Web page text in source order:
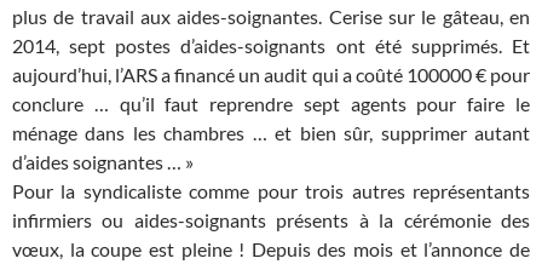
plus de travail aux aides-soignantes. Cerise sur le gâteau, en
2014, sept postes d’aides-soignants ont été supprimés. Et
aujourd’hui, l’ARS a financé un audit qui a coûté 100000 € pour
conclure … qu’il faut reprendre sept agents pour faire le
ménage dans les chambres … et bien sûr, supprimer autant
d’aides soignantes … »
Pour la syndicaliste comme pour trois autres représentants
infirmiers ou aides-soignants présents à la cérémonie des
vœux, la coupe est pleine ! Depuis des mois et l’annonce de